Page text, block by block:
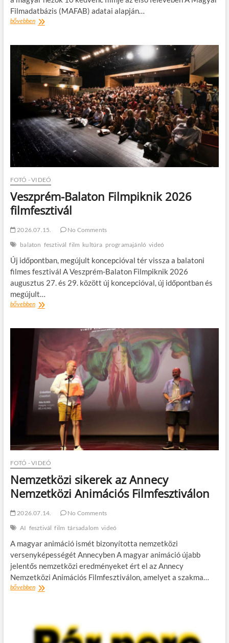
Filmadatbázis (MAFAB) adatai alapján…
bővebbenMagyar
filmjei
2026
első
felében
FOTÓ - VIDEÓ
Veszprém-Balaton Filmpiknik 2026
filmfesztivál
2026.07.15.
No Comments
balaton fesztivál film kultúra programajánló videó
Új időpontban, megújult koncepcióval tér vissza a balatoni
filmes fesztivál A Veszprém-Balaton Filmpiknik 2026
augusztus 27. és 29. között új koncepcióval, új időpontban és
megújult…
bővebbenVeszprém-
filmfesztivál
FOTÓ - VIDEÓ
Nemzetközi sikerek az Annecy
Nemzetközi Animációs Filmfesztiválon
2026.07.14.
No Comments
AI fesztivál film társadalom videó
A magyar animáció ismét bizonyította nemzetközi
versenyképességét Annecyben A magyar animáció újabb
jelentős nemzetközi eredményeket ért el az Annecy
Nemzetközi Animációs Filmfesztiválon, amelyet a szakma…
bővebbenNemzetközi
Nemzetközi
Animációs